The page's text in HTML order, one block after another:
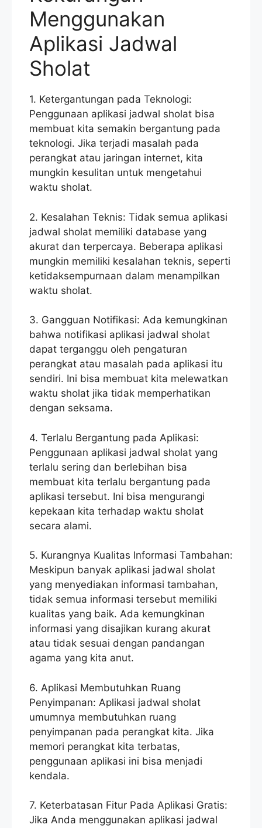
Menggunakan
Aplikasi Jadwal
Sholat
1. Ketergantungan pada Teknologi:
Penggunaan aplikasi jadwal sholat bisa
membuat kita semakin bergantung pada
teknologi. Jika terjadi masalah pada
perangkat atau jaringan internet, kita
mungkin kesulitan untuk mengetahui
waktu sholat.
2. Kesalahan Teknis: Tidak semua aplikasi
jadwal sholat memiliki database yang
akurat dan terpercaya. Beberapa aplikasi
mungkin memiliki kesalahan teknis, seperti
ketidaksempurnaan dalam menampilkan
waktu sholat.
3. Gangguan Notifikasi: Ada kemungkinan
bahwa notifikasi aplikasi jadwal sholat
dapat terganggu oleh pengaturan
perangkat atau masalah pada aplikasi itu
sendiri. Ini bisa membuat kita melewatkan
waktu sholat jika tidak memperhatikan
dengan seksama.
4. Terlalu Bergantung pada Aplikasi:
Penggunaan aplikasi jadwal sholat yang
terlalu sering dan berlebihan bisa
membuat kita terlalu bergantung pada
aplikasi tersebut. Ini bisa mengurangi
kepekaan kita terhadap waktu sholat
secara alami.
5. Kurangnya Kualitas Informasi Tambahan:
Meskipun banyak aplikasi jadwal sholat
yang menyediakan informasi tambahan,
tidak semua informasi tersebut memiliki
kualitas yang baik. Ada kemungkinan
informasi yang disajikan kurang akurat
atau tidak sesuai dengan pandangan
agama yang kita anut.
6. Aplikasi Membutuhkan Ruang
Penyimpanan: Aplikasi jadwal sholat
umumnya membutuhkan ruang
penyimpanan pada perangkat kita. Jika
memori perangkat kita terbatas,
penggunaan aplikasi ini bisa menjadi
kendala.
7. Keterbatasan Fitur Pada Aplikasi Gratis:
Jika Anda menggunakan aplikasi jadwal